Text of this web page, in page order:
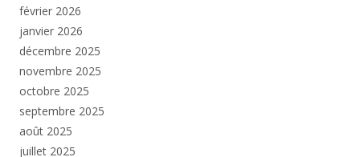
février 2026
janvier 2026
décembre 2025
novembre 2025
octobre 2025
septembre 2025
août 2025
juillet 2025